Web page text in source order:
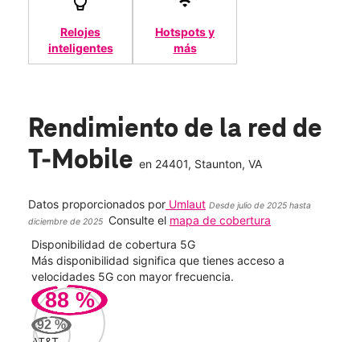
Relojes
inteligentes
Hotspots y
más
Rendimiento de la red de
T-Mobile en 24401, Staunton, VA
Datos proporcionados por Umlaut Desde julio de 2025 hasta
diciembre de 2025
Consulte el mapa de cobertura
Disponibilidad de cobertura 5G
Más disponibilidad significa que tienes acceso a
velocidades 5G con mayor frecuencia.
88 %
92 %